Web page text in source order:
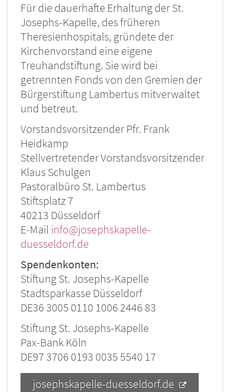
Für die dauerhafte Erhaltung der St.
Josephs-Kapelle, des früheren
Theresienhospitals, gründete der
Kirchenvorstand eine eigene
Treuhandstiftung. Sie wird bei
getrennten Fonds von den Gremien der
Bürgerstiftung Lambertus mitverwaltet
und betreut.
Vorstandsvorsitzender Pfr. Frank
Heidkamp
Stellvertretender Vorstandsvorsitzender
Klaus Schulgen
Pastoralbüro St. Lambertus
Stiftsplatz 7
40213 Düsseldorf
E-Mail info@josephskapelle-
duesseldorf.de
Spendenkonten:
Stiftung St. Josephs-Kapelle
Stadtsparkasse Düsseldorf
DE36 3005 0110 1006 2446 83
Stiftung St. Josephs-Kapelle
Pax-Bank Köln
DE97 3706 0193 0035 5540 17
josephskapelle-duesseldorf.de